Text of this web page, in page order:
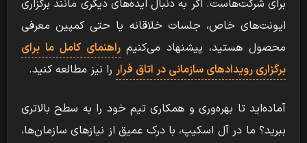
برای شرکت‌هاست. اگر به دنبال ایده‌های دیگری مانند برگزاری
ایونت‌های خاص، جلسات خلاقانه یا حتی کمپین معرفی
محصول هستید، پیشنهاد می‌کنیمراهنمای کامل ما برای
برگزاری رویدادهای سازمانی در اتاق فراررا نیز مطالعه کنید.
آماده‌اید تا بهره‌وری و همکاری تیم خود را به سطح بالاتری
ببرید؟ ما در آل اسکیپ، با درک عمیق از نیازهای سازمان‌ها،